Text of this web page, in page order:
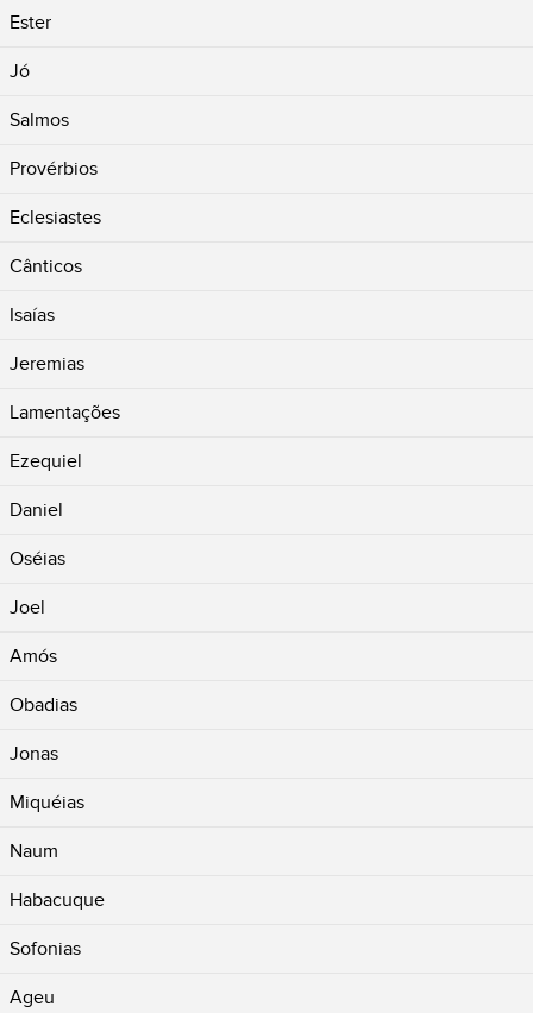
Ester
Jó
Salmos
Provérbios
Eclesiastes
Cânticos
Isaías
Jeremias
Lamentações
Ezequiel
Daniel
Oséias
Joel
Amós
Obadias
Jonas
Miquéias
Naum
Habacuque
Sofonias
Ageu